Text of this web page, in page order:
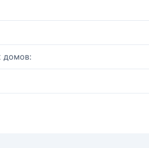
домов: